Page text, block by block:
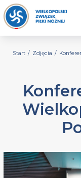
Start / Zdjęcia /